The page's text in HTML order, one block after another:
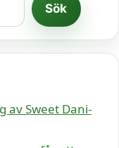
Sök
av Sweet Dani-